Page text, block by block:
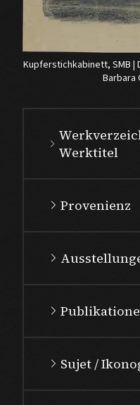
Kupferstichkabinett, SMB |
Barbara
Werktitel
Provenienz
Sujet /